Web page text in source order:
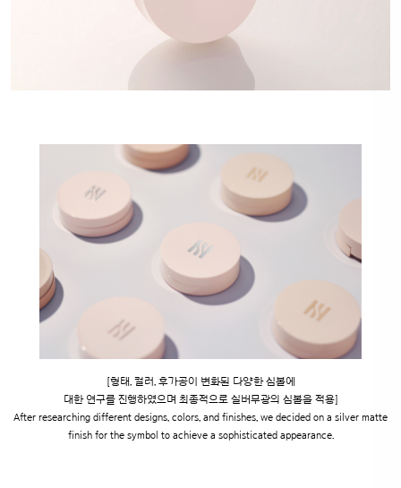
[형태, 컬러, 후가공이 변화된 다양한 심볼에
대한 연구를 진행하였으며 최종적으로 실버무광의 심볼을 적용]
After researching different designs, colors, and finishes, we decided on a silver matte
finish for the symbol to achieve a sophisticated appearance.